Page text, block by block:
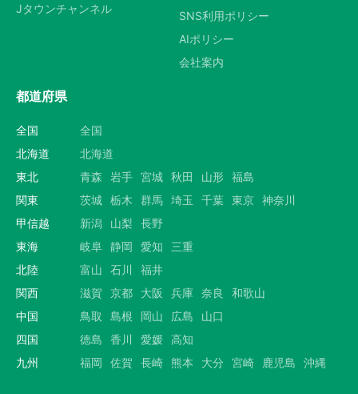
Jタウンチャンネル
SNS利用ポリシー
AIポリシー
会社案内
都道府県
全国
全国
北海道
北海道
東北
青森 岩手 宮城 秋田 山形 福島
関東
茨城 栃木 群馬 埼玉 千葉 東京 神奈川
甲信越
新潟 山梨
長野
東海
岐阜 静岡 愛知
三重
北陸
富山 石川
福井
関西
滋賀 京都 大阪 兵庫 奈良
和歌山
中国
鳥取 島根 岡山 広島
山口
四国
徳島 香川 愛媛 高知
九州
福岡 佐賀 長崎 熊本 大分 宮崎 鹿児島 沖縄